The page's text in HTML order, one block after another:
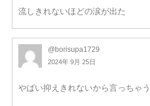
流しきれないほどの涙が出た
@borisupa1729
2024年 9月 25日
やばい抑えきれないから言っちゃう